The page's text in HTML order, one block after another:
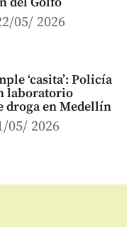
05/ 2026
‘casita’: Policía
laboratorio
droga en Medellín
05/ 2026